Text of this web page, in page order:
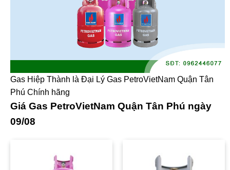
Gas Hiệp Thành là Đại Lý Gas PetroVietNam Quận Tân
Phú Chính hãng
Giá Gas PetroVietNam Quận Tân Phú ngày
09/08